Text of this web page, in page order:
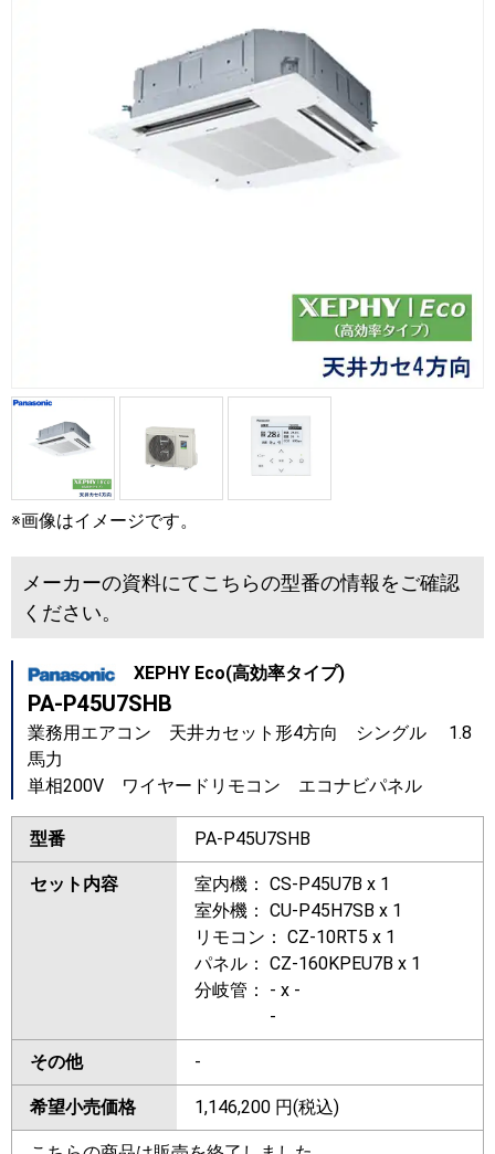
※画像はイメージです。
メーカーの資料にてこちらの型番の情報をご確認
ください。
XEPHY Eco(高効率タイプ)
PA-P45U7SHB
業務用エアコン 天井カセット形4方向 シングル 1.8
馬力
単相200V ワイヤードリモコン エコナビパネル
型番 PA-P45U7SHB
セット内容
室内機： CS-P45U7B x 1
室外機： CU-P45H7SB x 1
リモコン： CZ-10RT5 x 1
パネル： CZ-160KPEU7B x 1
分岐管： - x -
-
その他 -
希望小売価格 1,146,200 円(税込)